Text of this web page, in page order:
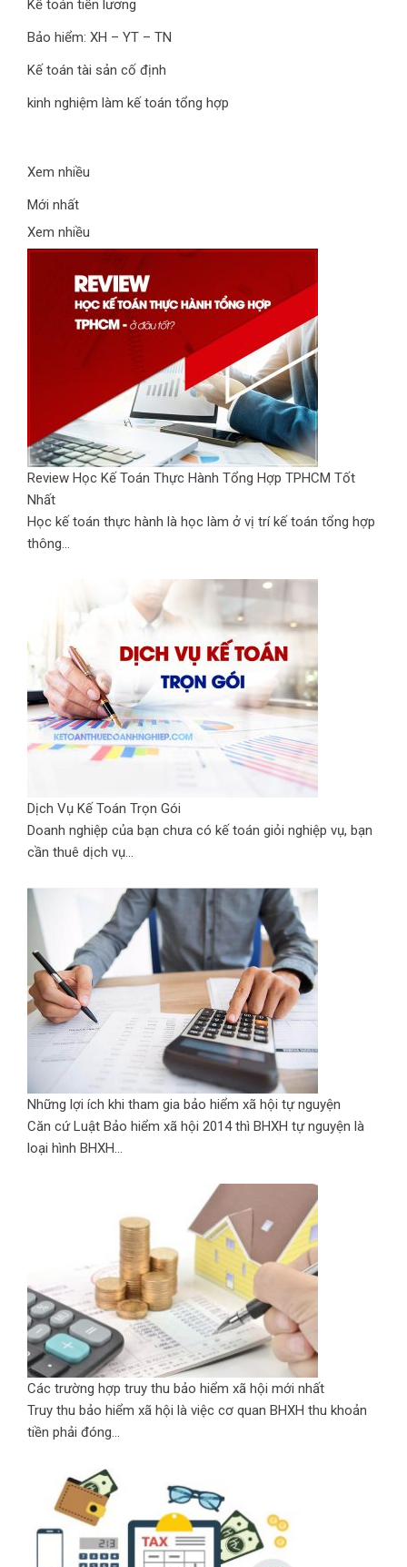
Kế toán tiền lương
Bảo hiểm: XH – YT – TN
Kế toán tài sản cố định
kinh nghiệm làm kế toán tổng hợp
Xem nhiều
Mới nhất
Xem nhiều
Review Học Kế Toán Thực Hành Tổng Hợp TPHCM Tốt
Nhất
Học kế toán thực hành là học làm ở vị trí kế toán tổng hợp
thông...
Dịch Vụ Kế Toán Trọn Gói
Doanh nghiệp của bạn chưa có kế toán giỏi nghiệp vụ, bạn
cần thuê dịch vụ...
Những lợi ích khi tham gia bảo hiểm xã hội tự nguyện
Căn cứ Luật Bảo hiểm xã hội 2014 thì BHXH tự nguyện là
loại hình BHXH...
Các trường hợp truy thu bảo hiểm xã hội mới nhất
Truy thu bảo hiểm xã hội là việc cơ quan BHXH thu khoản
tiền phải đóng...